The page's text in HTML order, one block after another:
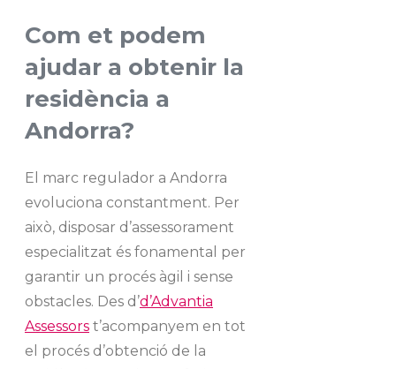
Com et podem
ajudar a obtenir la
residència a
Andorra?
El marc regulador a Andorra
evoluciona constantment. Per
això, disposar d’assessorament
especialitzat és fonamental per
garantir un procés àgil i sense
obstacles. Des d’d’Advantia
Assessors t’acompanyem en tot
el procés d’obtenció de la